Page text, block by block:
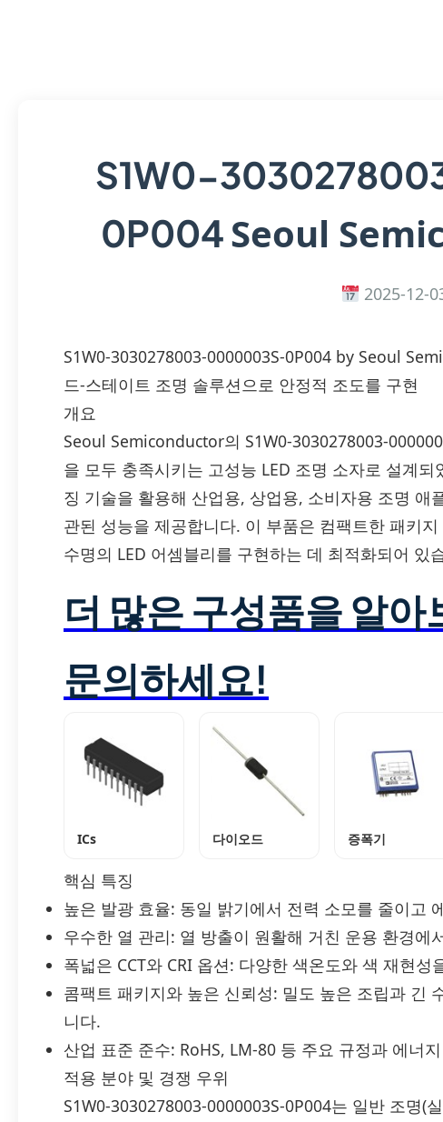
S1W0-
0P004Seoul
2025-12-
S1W0-3030278003-0000003S-0P004 by Seoul
드‑스테이트 조명 솔루션으로 안정적 조도를 구현
개요
Seoul Semiconductor의 S1W0-3030278003-
을 모두 충족시키는 고성능 LED 조명 소자로 설계
징 기술을 활용해 산업용, 상업용, 소비자용 조명 애
관된 성능을 제공합니다. 이 부품은 컴팩트한 패키
수명의 LED 어셈블리를 구현하는 데 최적화되어 있
더 많은 구성품을 알
문의하세요!
ICs 다이오드 증폭기
핵심 특징
높은 발광 효율: 동일 밝기에서 전력 소모를 줄이고
우수한 열 관리: 열 방출이 원활해 거친 운용 환경에
폭넓은 CCT와 CRI 옵션: 다양한 색온도와 색 재현
콤팩트 패키지와 높은 신뢰성: 밀도 높은 조립과 긴
니다.
산업 표준 준수: RoHS, LM-80 등 주요 규정과 에너
적용 분야 및 경쟁 우위
S1W0-3030278003-0000003S-0P004는 일반 조명(